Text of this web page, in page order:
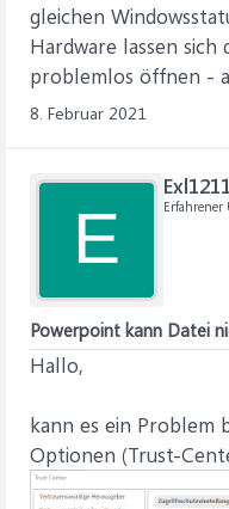
gleichen
Hardware lassen
problemlos öffnen -
8. Februar 2021
E Erfahrener
Powerpoint kann Datei
Hallo,
kann es ein Problem
Optionen (Trust-